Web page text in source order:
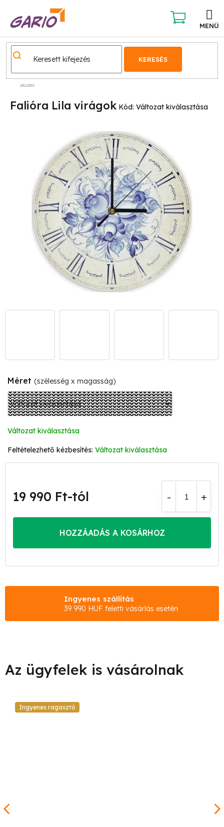
KERESÉS
KOSÁR
Órák
Falióra Lila virágok Kód: Változat kiválasztása
Méret (szélesség x magasság)
Változat kiválasztása
Változat kiválasztása
19 990 Ft-tól
HOZZÁADÁS A KOSÁRHOZ
Ingyenes szállítás
39 990 HUF feletti vásárlás esetén
Ingyenes ragasztó